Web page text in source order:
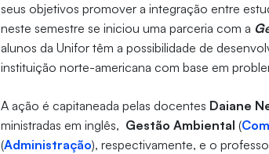
seus objetivos promover a integração entre
neste semestre se iniciou uma parceria com a
alunos da Unifor têm a possibilidade de
instituição norte-americana com base em
A ação é capitaneada pelas docentes Daiane
ministradas em inglês, Gestão Ambiental (
(Administração), respectivamente, e o